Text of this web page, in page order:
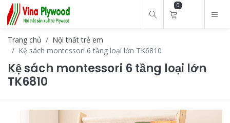
0
Trang chủ
Nội thất trẻ em
Kệ sách montessori 6 tầng loại lớn TK6810
Kệ sách montessori 6 tầng loại lớn
TK6810